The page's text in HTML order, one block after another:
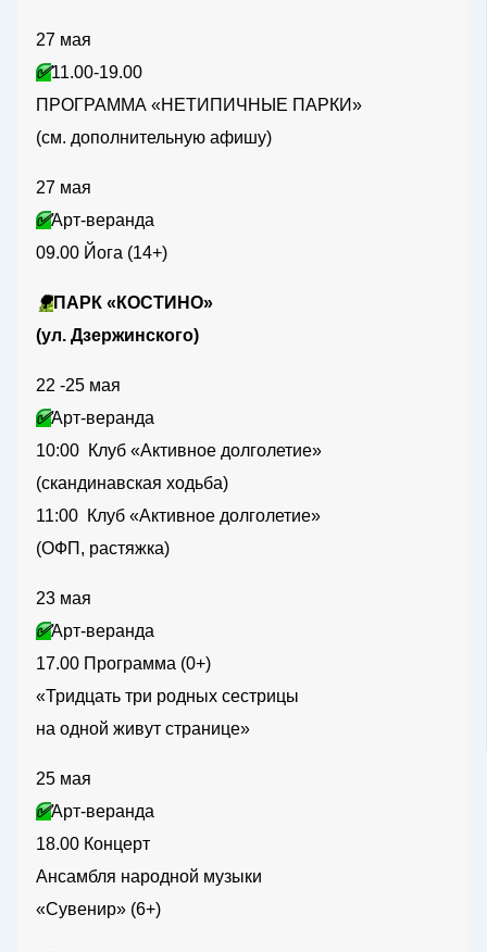
27 мая
✅11.00-19.00
ПРОГРАММА «НЕТИПИЧНЫЕ ПАРКИ»
(см. дополнительную афишу)
27 мая
✅Арт-веранда
09.00 Йога (14+)
🌳ПАРК «КОСТИНО»
(ул. Дзержинского)
22 -25 мая
✅Арт-веранда
10:00 Клуб «Активное долголетие»
(скандинавская ходьба)
11:00 Клуб «Активное долголетие»
(ОФП, растяжка)
23 мая
✅Арт-веранда
17.00 Программа (0+)
«Тридцать три родных сестрицы
на одной живут странице»
25 мая
✅Арт-веранда
18.00 Концерт
Ансамбля народной музыки
«Сувенир» (6+)